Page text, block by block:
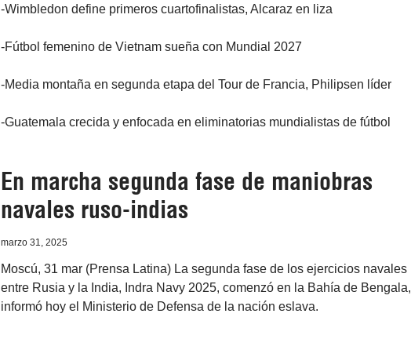
-Wimbledon define primeros cuartofinalistas, Alcaraz en liza
-Fútbol femenino de Vietnam sueña con Mundial 2027
-Media montaña en segunda etapa del Tour de Francia, Philipsen líder
-Guatemala crecida y enfocada en eliminatorias mundialistas de fútbol
En marcha segunda fase de maniobras
navales ruso-indias
marzo 31, 2025
Moscú, 31 mar (Prensa Latina) La segunda fase de los ejercicios navales
entre Rusia y la India, Indra Navy 2025, comenzó en la Bahía de Bengala,
informó hoy el Ministerio de Defensa de la nación eslava.